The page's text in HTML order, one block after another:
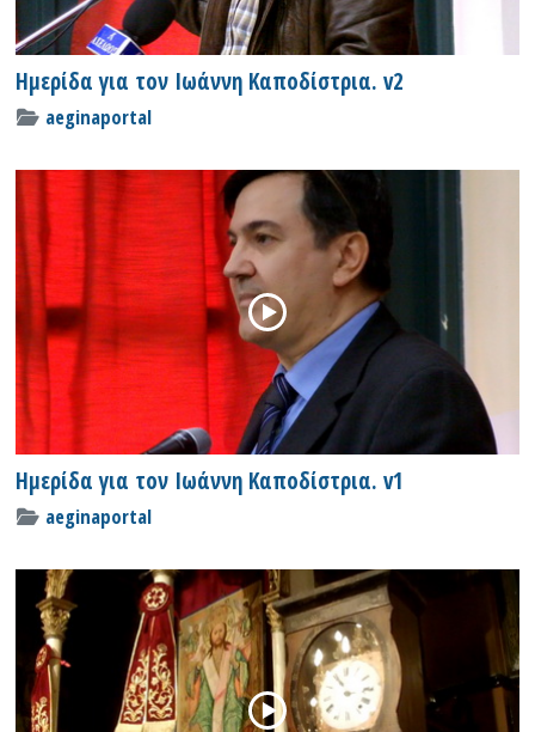
Ημερίδα για τον Ιωάννη Καποδίστρια. v2
aeginaportal
Ημερίδα για τον Ιωάννη Καποδίστρια. v1
aeginaportal